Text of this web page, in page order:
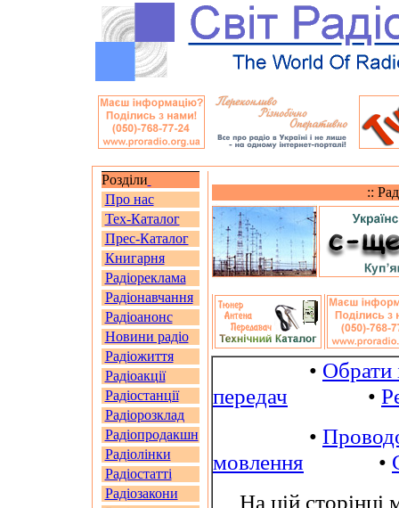
Розділи
Про нас
Тех-Каталог
Прес-Каталог
Книгарня
Радіореклама
Радіонавчання
Радіоанонс
Новини радіо
Радіожиття
Радіоакції
Радіостанції
Радіорозклад
Радіопродакшн
Радіолінки
Радіостатті
Радіозакони
::
• Обрати
передач •
•
мовлення •
На цій сторінці